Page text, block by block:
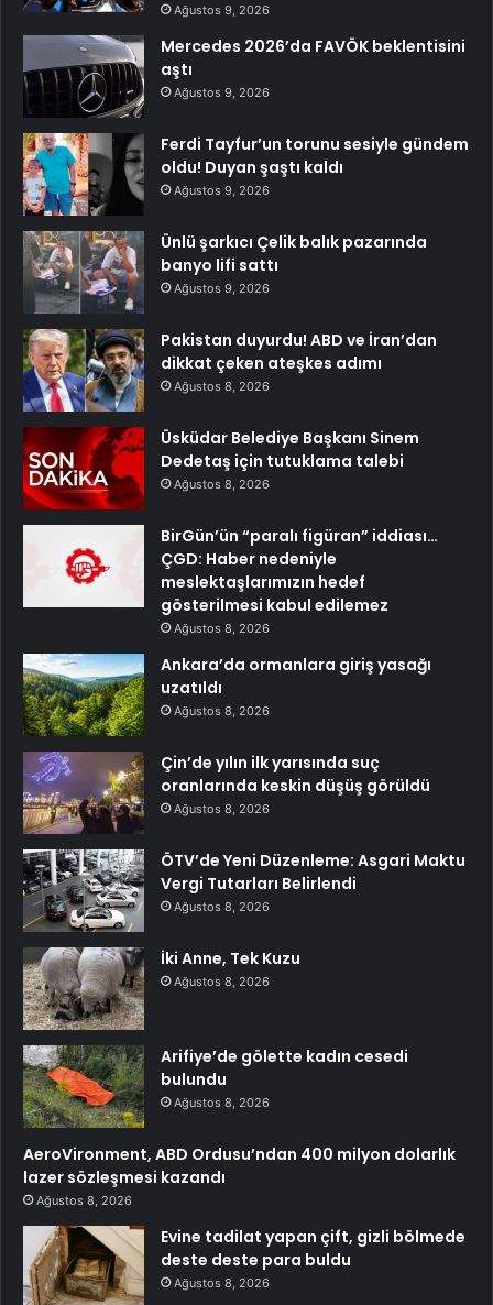
Ağustos 9, 2026
Mercedes 2026’da FAVÖK beklentisini
aştı
Ağustos 9, 2026
Ferdi Tayfur’un torunu sesiyle gündem
oldu! Duyan şaştı kaldı
Ağustos 9, 2026
Ünlü şarkıcı Çelik balık pazarında
banyo lifi sattı
Ağustos 9, 2026
Pakistan duyurdu! ABD ve İran’dan
dikkat çeken ateşkes adımı
Ağustos 8, 2026
Üsküdar Belediye Başkanı Sinem
Dedetaş için tutuklama talebi
Ağustos 8, 2026
BirGün’ün “paralı figüran” iddiası…
ÇGD: Haber nedeniyle
meslektaşlarımızın hedef
gösterilmesi kabul edilemez
Ağustos 8, 2026
Ankara’da ormanlara giriş yasağı
uzatıldı
Ağustos 8, 2026
Çin’de yılın ilk yarısında suç
oranlarında keskin düşüş görüldü
Ağustos 8, 2026
ÖTV’de Yeni Düzenleme: Asgari Maktu
Vergi Tutarları Belirlendi
Ağustos 8, 2026
İki Anne, Tek Kuzu
Ağustos 8, 2026
Arifiye’de gölette kadın cesedi
bulundu
Ağustos 8, 2026
AeroVironment, ABD Ordusu’ndan 400 milyon dolarlık
lazer sözleşmesi kazandı
Ağustos 8, 2026
Evine tadilat yapan çift, gizli bölmede
deste deste para buldu
Ağustos 8, 2026